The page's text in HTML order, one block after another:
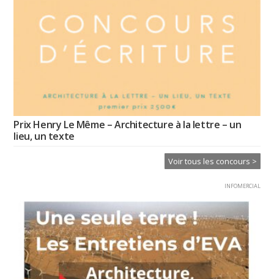
Prix Henry Le Même – Architecture à la lettre – un
lieu, un texte
Voir tous les concours >
INFOMERCIAL